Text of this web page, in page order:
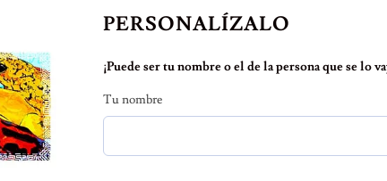
PERSONALÍZALO
¡Puede ser tu nombre o el de la persona que se lo
Tu nombre